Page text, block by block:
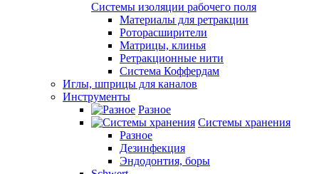
Системы изоляции рабочего поля
Материалы для ретракции
Роторасширители
Матрицы, клинья
Ретракционные нити
Система Коффердам
Иглы, шприцы для каналов
Инструменты
Разное
Системы хранения
Разное
Дезинфекция
Эндодонтия, боры